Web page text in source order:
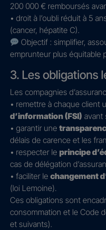
200 000 € remboursés
• droit à l’oubli réduit à 5
(cancer, hépatite C).
Objectif : simplifier,
emprunteur plus équitable
3. Les obligations
Les compagnies
• remettre à chaque client
d’information (FSI) avant
• garantir une
délais de carence et les
• respecter le principe
cas de délégation
• faciliter le changement
(loi Lemoine).
Ces obligations sont
consommation et le Code
et suivants).